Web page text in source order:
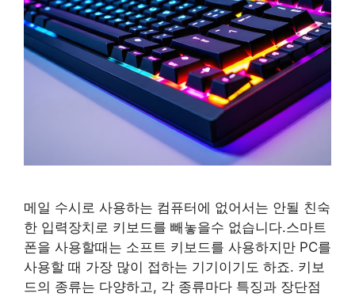
메일 수시로 사용하는 컴퓨터에 없어서는 안될 친숙
한 입력장치로 키보드를 빼놓을수 없습니다.스마트
폰을 사용할때는 소프트 키보드를 사용하지만 PC를
사용할 때 가장 많이 접하는 기기이기도 하죠. 키보
드의 종류는 다양하고, 각 종류마다 특징과 장단점